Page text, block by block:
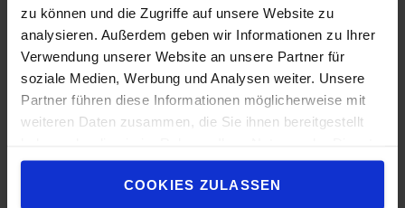
zu können und die Zugriffe auf unsere Website zu
analysieren. Außerdem geben wir Informationen zu Ihrer
Verwendung unserer Website an unsere Partner für
soziale Medien, Werbung und Analysen weiter. Unsere
Partner führen diese Informationen möglicherweise mit
weiteren Daten zusammen, die Sie ihnen bereitgestellt
gesammelt haben.
COOKIES ZULASSEN
Fournit à l’opérateur des informations claires sur les
principaux paramètres et l’état de la batterie.